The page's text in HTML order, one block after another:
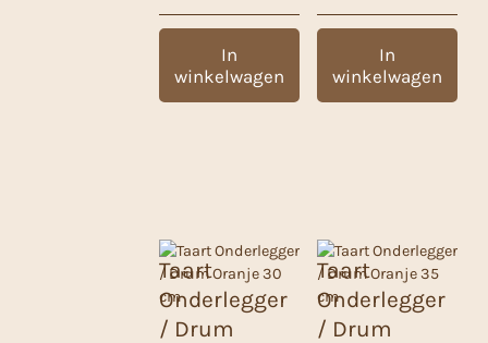
In
winkelwagen
3,30.2,80.
In
winkelwagen
Taart
Onderlegger
/ Drum
Taart
Onderlegger
/ Drum